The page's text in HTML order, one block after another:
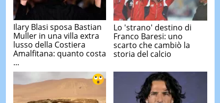
Ilary Blasi sposa Bastian
Muller in una villa extra
lusso della Costiera
Amalfitana: quanto costa
...
Lo 'strano' destino di
Franco Baresi: uno
scarto che cambiò la
storia del calcio